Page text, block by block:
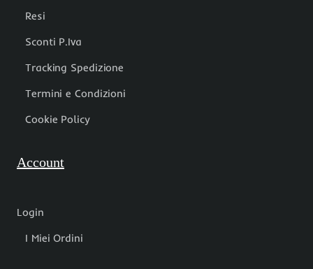
Resi
Sconti P.Iva
Tracking Spedizione
Termini e Condizioni
Cookie Policy
Account
Login
I Miei Ordini